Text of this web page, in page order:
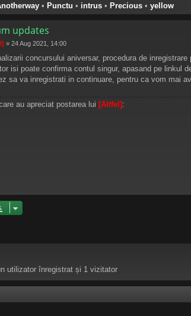
• Punctu • intrus • Precious • yellow
updates
» 24 Aug 2021, 14:00
concursului aniversar, procedura de
isi poate confirma contul singur, apasand pe linkul
sa va inregistrati in continuare, pentru ca vom mai
au apreciat postarea lui [Altfel] :
utilizator înregistrat și 1 vizitator